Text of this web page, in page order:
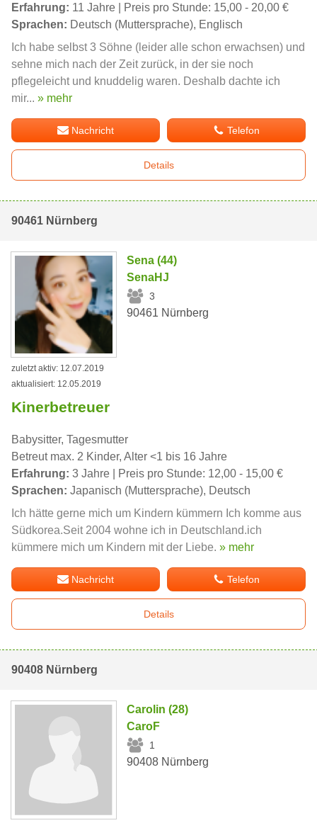
Erfahrung: 11 Jahre | Preis pro Stunde: 15,00 - 20,00 €
Sprachen: Deutsch (Muttersprache), Englisch
Ich habe selbst 3 Söhne (leider alle schon erwachsen) und
sehne mich nach der Zeit zurück, in der sie noch
pflegeleicht und knuddelig waren. Deshalb dachte ich
mir... » mehr
Nachricht Telefon
Details
90461 Nürnberg
Sena (44)
SenaHJ
3
90461 Nürnberg
zuletzt aktiv: 12.07.2019
aktualisiert: 12.05.2019
Kinerbetreuer
Babysitter, Tagesmutter
Betreut max. 2 Kinder, Alter <1 bis 16 Jahre
Erfahrung: 3 Jahre | Preis pro Stunde: 12,00 - 15,00 €
Sprachen: Japanisch (Muttersprache), Deutsch
Ich hätte gerne mich um Kindern kümmern Ich komme aus
Südkorea.Seit 2004 wohne ich in Deutschland.ich
kümmere mich um Kindern mit der Liebe. » mehr
Nachricht Telefon
Details
90408 Nürnberg
Carolin (28)
CaroF
1
90408 Nürnberg